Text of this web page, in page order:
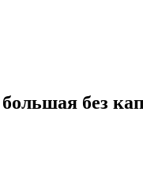
без